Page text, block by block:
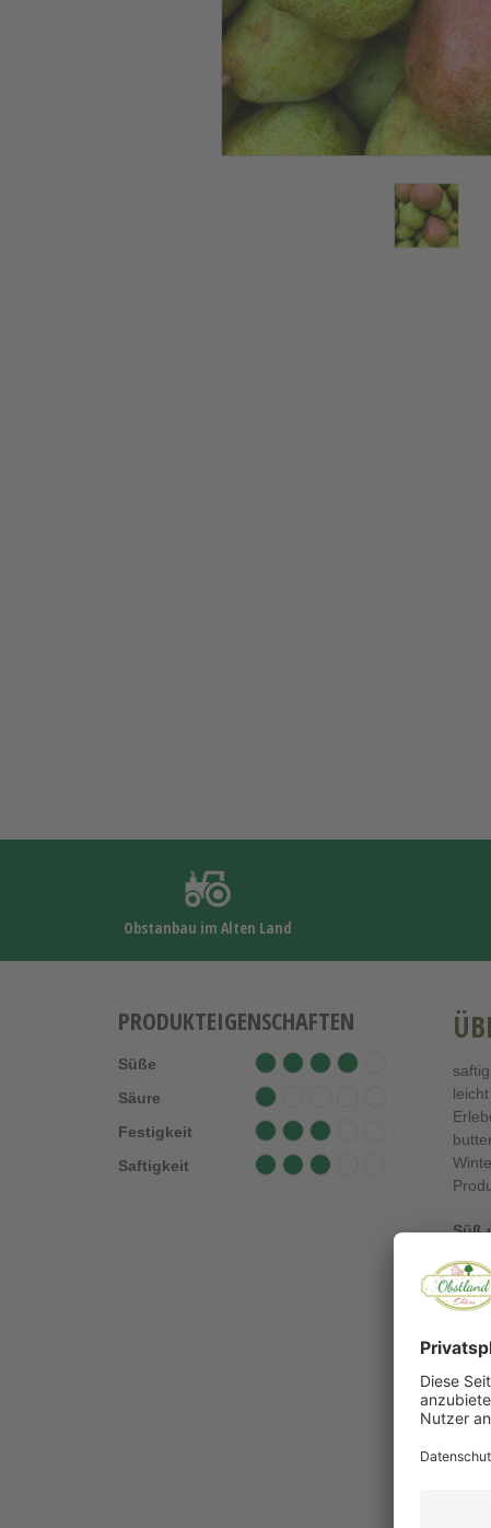
Obstanbau im Alten Land
PRODUKTEIGENSCHAFTEN
Süße
Säure
Festigkeit
Saftigkeit
saftig
Süß